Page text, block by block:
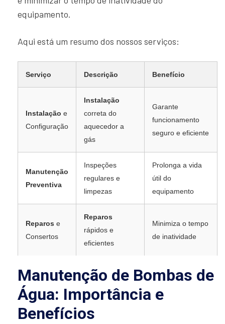
equipamento.
Aqui está um resumo dos nossos serviços:
Serviço Descrição Benefício
Instalação e
Configuração
Instalação
correta do
aquecedor a
gás
Garante
funcionamento
seguro e eficiente
Manutenção
Preventiva
Inspeções
regulares e
limpezas
Prolonga a vida
útil do
equipamento
Reparos e
Consertos
Reparos
rápidos e
eficientes
Minimiza o tempo
de inatividade
Manutenção de Bombas de
Água: Importância e
Benefícios